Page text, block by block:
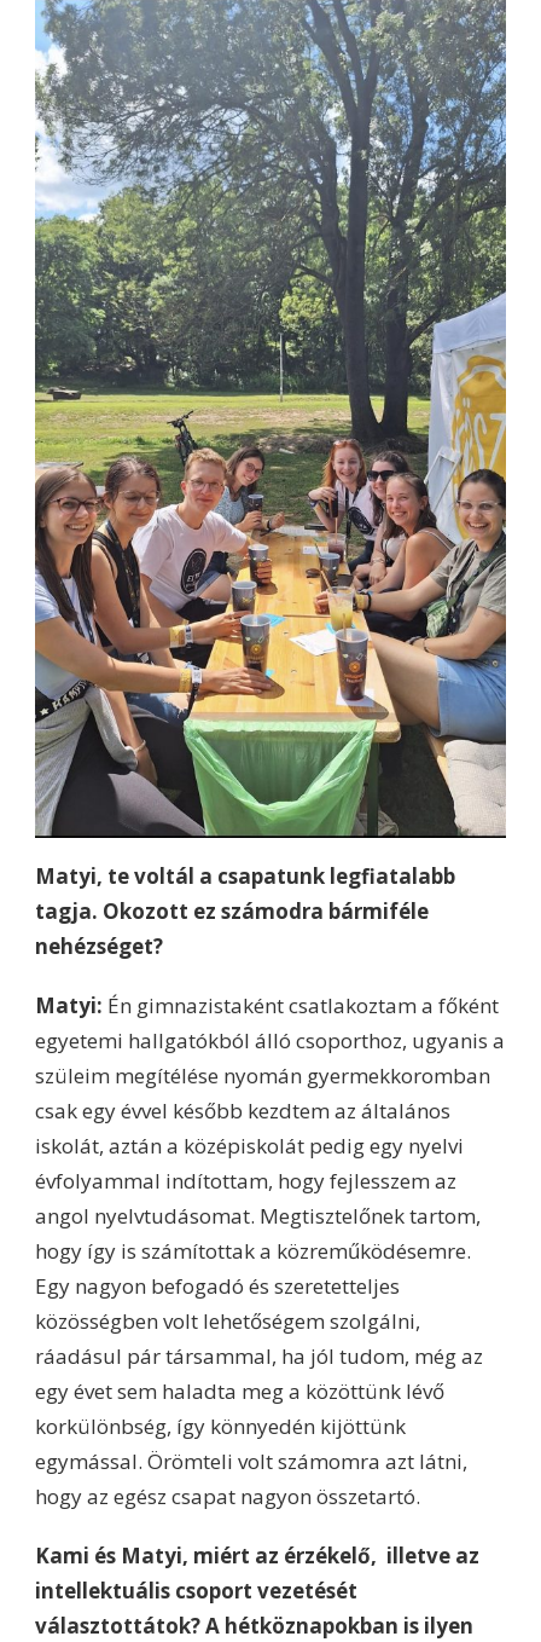
Matyi, te voltál a csapatunk legfiatalabb
tagja. Okozott ez számodra bármiféle
nehézséget?
Matyi: Én gimnazistaként csatlakoztam a főként
egyetemi hallgatókból álló csoporthoz, ugyanis a
szüleim megítélése nyomán gyermekkoromban
csak egy évvel később kezdtem az általános
iskolát, aztán a középiskolát pedig egy nyelvi
évfolyammal indítottam, hogy fejlesszem az
angol nyelvtudásomat. Megtisztelőnek tartom,
hogy így is számítottak a közreműködésemre.
Egy nagyon befogadó és szeretetteljes
közösségben volt lehetőségem szolgálni,
ráadásul pár társammal, ha jól tudom, még az
egy évet sem haladta meg a közöttünk lévő
korkülönbség, így könnyedén kijöttünk
egymással. Örömteli volt számomra azt látni,
hogy az egész csapat nagyon összetartó.
Kami és Matyi, miért az érzékelő, illetve az
intellektuális csoport vezetését
választottátok? A hétköznapokban is ilyen